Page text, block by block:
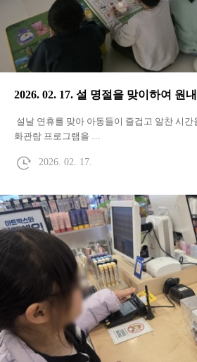
2026. 02. 17. 설 명절을 맞이하여 원
설날 연휴를 맞아 아동들이 즐겁고 알찬 시간
화관람 프로그램을 …
2026. 02. 17.